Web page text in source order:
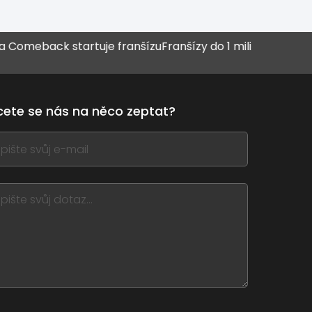
startuje franšízuFranšízy do 1 milionu Kč
se nás na něco zeptat?